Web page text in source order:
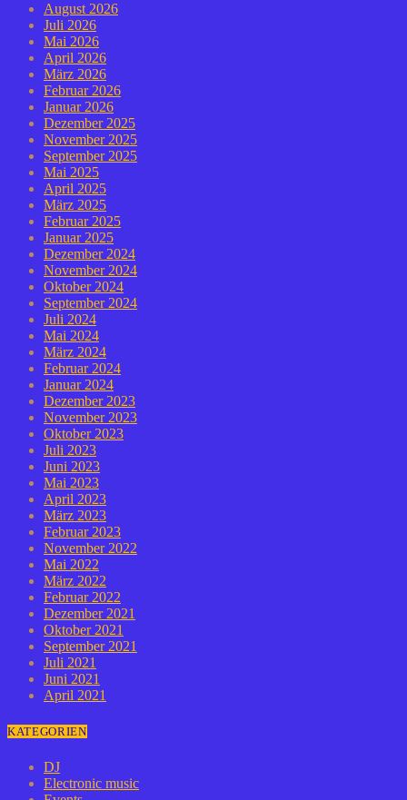
August 2026
Juli 2026
Mai 2026
April 2026
März 2026
Februar 2026
Januar 2026
Dezember 2025
November 2025
September 2025
Mai 2025
April 2025
März 2025
Februar 2025
Januar 2025
Dezember 2024
November 2024
Oktober 2024
September 2024
Juli 2024
Mai 2024
März 2024
Februar 2024
Januar 2024
Dezember 2023
November 2023
Oktober 2023
Juli 2023
Juni 2023
Mai 2023
April 2023
März 2023
Februar 2023
November 2022
Mai 2022
März 2022
Februar 2022
Dezember 2021
Oktober 2021
September 2021
Juli 2021
Juni 2021
April 2021
KATEGORIEN
DJ
Electronic music